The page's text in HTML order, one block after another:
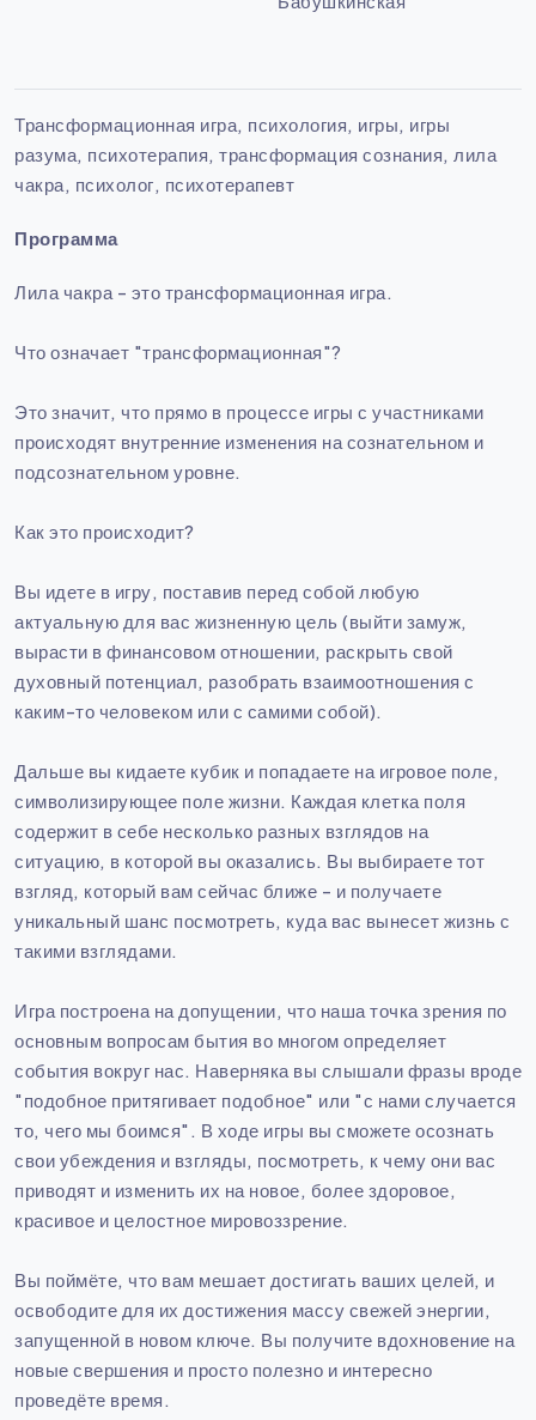
Трансформационная игра, психология, игры, игры
разума, психотерапия, трансформация сознания, лила
чакра, психолог, психотерапевт
Программа
Лила чакра - это трансформационная игра.
Что означает "трансформационная"?
Это значит, что прямо в процессе игры с участниками
происходят внутренние изменения на сознательном и
подсознательном уровне.
Как это происходит?
Вы идете в игру, поставив перед собой любую
актуальную для вас жизненную цель (выйти замуж,
вырасти в финансовом отношении, раскрыть свой
духовный потенциал, разобрать взаимоотношения с
каким-то человеком или с самими собой).
Дальше вы кидаете кубик и попадаете на игровое поле,
символизирующее поле жизни. Каждая клетка поля
содержит в себе несколько разных взглядов на
ситуацию, в которой вы оказались. Вы выбираете тот
взгляд, который вам сейчас ближе - и получаете
уникальный шанс посмотреть, куда вас вынесет жизнь с
такими взглядами.
Игра построена на допущении, что наша точка зрения по
основным вопросам бытия во многом определяет
события вокруг нас. Наверняка вы слышали фразы вроде
"подобное притягивает подобное" или "с нами случается
то, чего мы боимся". В ходе игры вы сможете осознать
свои убеждения и взгляды, посмотреть, к чему они вас
приводят и изменить их на новое, более здоровое,
красивое и целостное мировоззрение.
Вы поймёте, что вам мешает достигать ваших целей, и
освободите для их достижения массу свежей энергии,
запущенной в новом ключе. Вы получите вдохновение на
новые свершения и просто полезно и интересно
проведёте время.